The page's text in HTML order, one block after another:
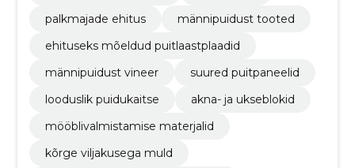
palkmajade ehitus
männipuidust tooted
ehituseks mõeldud puitlaastplaadid
männipuidust vineer
suured puitpaneelid
looduslik puidukaitse
akna- ja ukseblokid
mööblivalmistamise materjalid
kõrge viljakusega muld